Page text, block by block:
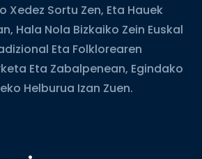
Xedez Sortu Zen, Eta Hauek
Hala Nola Bizkaiko Zein Euskal
Eta Folklorearen
Eta Zabalpenean, Egindako
Helburua Izan Zuen.